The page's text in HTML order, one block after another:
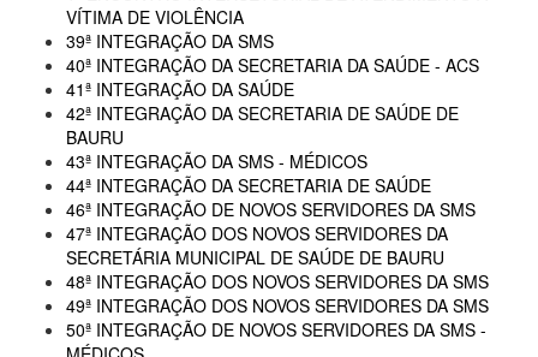
VÍTIMA DE VIOLÊNCIA
39ª INTEGRAÇÃO DA SMS
40ª INTEGRAÇÃO DA SECRETARIA DA SAÚDE - ACS
41ª INTEGRAÇÃO DA SAÚDE
42ª INTEGRAÇÃO DA SECRETARIA DE SAÚDE DE
BAURU
43ª INTEGRAÇÃO DA SMS - MÉDICOS
44ª INTEGRAÇÃO DA SECRETARIA DE SAÚDE
46ª INTEGRAÇÃO DE NOVOS SERVIDORES DA SMS
47ª INTEGRAÇÃO DOS NOVOS SERVIDORES DA
SECRETÁRIA MUNICIPAL DE SAÚDE DE BAURU
48ª INTEGRAÇÃO DOS NOVOS SERVIDORES DA SMS
49ª INTEGRAÇÃO DOS NOVOS SERVIDORES DA SMS
50ª INTEGRAÇÃO DE NOVOS SERVIDORES DA SMS -